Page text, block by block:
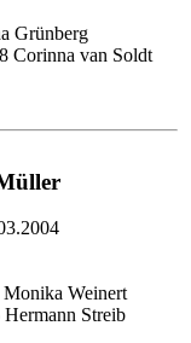
Grünberg
Corinna van Soldt
Weinert
Streib